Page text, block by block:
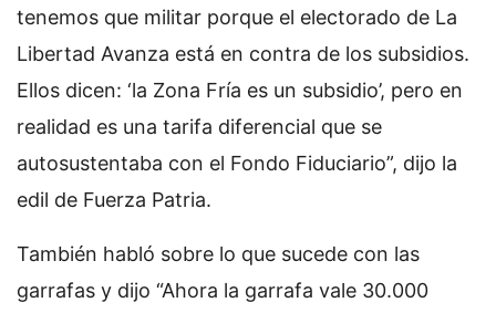
tenemos que militar porque el electorado de La
Libertad Avanza está en contra de los subsidios.
Ellos dicen: ‘la Zona Fría es un subsidio’, pero en
realidad es una tarifa diferencial que se
autosustentaba con el Fondo Fiduciario”, dijo la
edil de Fuerza Patria.
También habló sobre lo que sucede con las
garrafas y dijo “Ahora la garrafa vale 30.000